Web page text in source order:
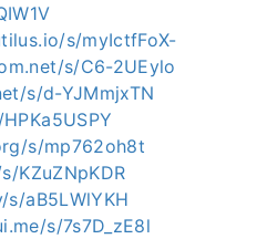
s/myIctfFoX-
s/C6-2UEylo
s/d-YJMmjxTN
s/mp762oh8t
KZuZNpKDR
aB5LWlYKH
s/7s7D_zE8l